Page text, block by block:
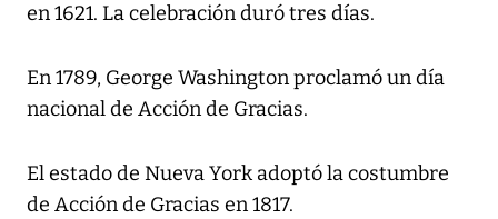
en 1621. La celebración duró tres días.
En 1789, George Washington proclamó un día
nacional de Acción de Gracias.
El estado de Nueva York adoptó la costumbre
de Acción de Gracias en 1817.